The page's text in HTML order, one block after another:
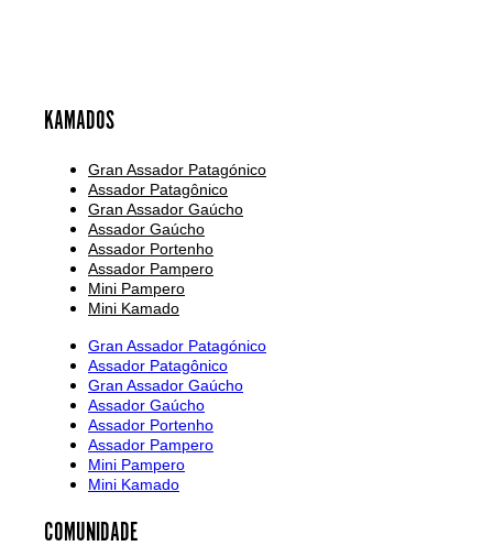
KAMADOS
Gran Assador Patagónico
Assador Patagônico
Gran Assador Gaúcho
Assador Gaúcho
Assador Portenho
Assador Pampero
Mini Pampero
Mini Kamado
Gran Assador Patagónico
Assador Patagônico
Gran Assador Gaúcho
Assador Gaúcho
Assador Portenho
Assador Pampero
Mini Pampero
Mini Kamado
COMUNIDADE